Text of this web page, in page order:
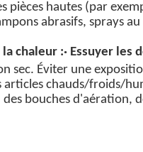
pièces hautes (par
abrasifs, sprays
chaleur :· Essuyer les
sec. Éviter une
articles chauds/froids/
des bouches